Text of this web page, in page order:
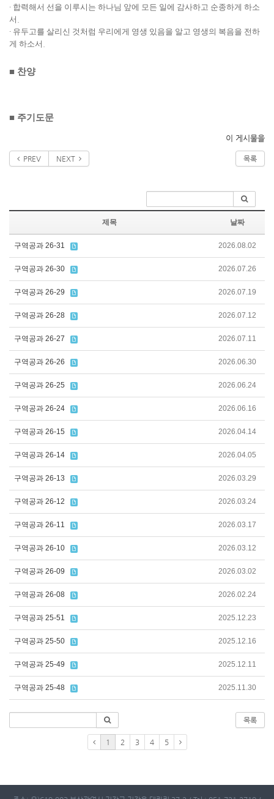
∙ 합력해서 선을 이루시는 하나님 앞에 모든 일에 감사하고 순종하게 하소
서
∙ 유두고를 살리신 것처럼 우리에게 영생 있음을 알고 영생의 복음을 전하
게 하소서
■ 찬양
■ 주기도문
이 게시물을
PREV NEXT 목록
제목 날짜
구역공과 26-31 2026.08.02
구역공과 26-30 2026.07.26
구역공과 26-29 2026.07.19
구역공과 26-28 2026.07.12
구역공과 26-27 2026.07.11
구역공과 26-26 2026.06.30
구역공과 26-25 2026.06.24
구역공과 26-24 2026.06.16
구역공과 26-15 2026.04.14
구역공과 26-14 2026.04.05
구역공과 26-13 2026.03.29
구역공과 26-12 2026.03.24
구역공과 26-11 2026.03.17
구역공과 26-10 2026.03.12
구역공과 26-09 2026.03.02
구역공과 26-08 2026.02.24
구역공과 25-51 2025.12.23
구역공과 25-50 2025.12.16
구역공과 25-49 2025.12.11
구역공과 25-48 2025.11.30
목록
1 2 3 4 5